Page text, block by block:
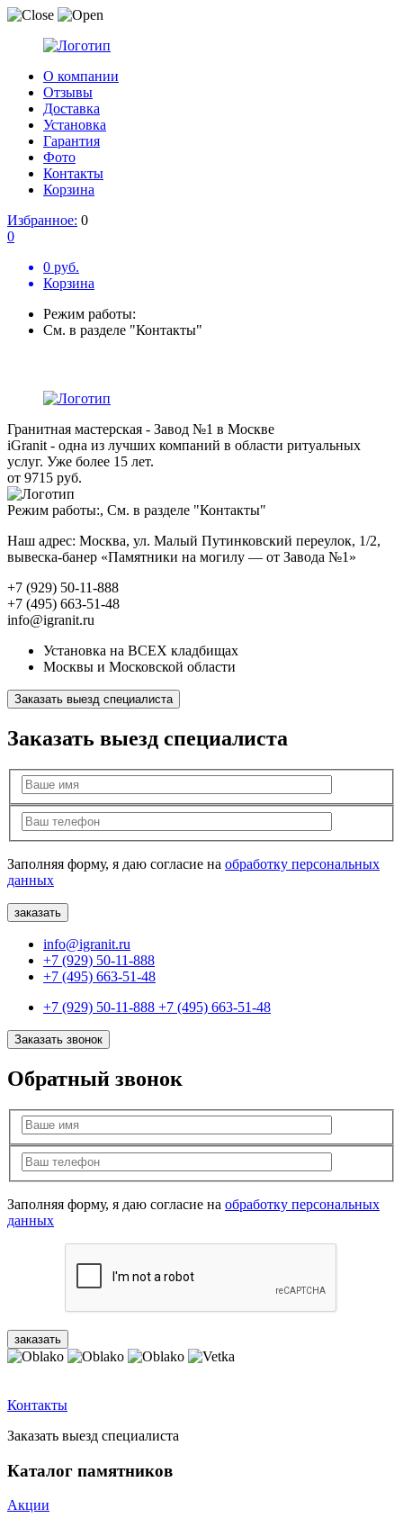
О компании
Отзывы
Доставка
Установка
Гарантия
Фото
Контакты
Корзина
Избранное: 0
0
0 руб.
Корзина
Режим работы:
См. в разделе "Контакты"
Гранитная мастерская - Завод №1 в Москве
iGranit - одна из лучших компаний в области ритуальных
услуг. Уже более 15 лет.
от 9715 руб.
Режим работы:, См. в разделе "Контакты"
Наш адрес: Москва, ул. Малый Путинковский переулок, 1/2,
вывеска-банер «Памятники на могилу — от Завода №1»
+7 (929) 50-11-888
+7 (495) 663-51-48
info@igranit.ru
Установка на ВСЕХ кладбищах
Москвы и Московской области
Заказать выезд специалиста
Заказать выезд специалиста
Заполняя форму, я даю согласие на обработку персональных
данных
info@igranit.ru
+7 (929) 50-11-888
+7 (495) 663-51-48
+7 (929) 50-11-888 +7 (495) 663-51-48
Заказать звонок
Обратный звонок
Заполняя форму, я даю согласие на обработку персональных
данных
Контакты
Заказать выезд специалиста
Каталог памятников
Акции